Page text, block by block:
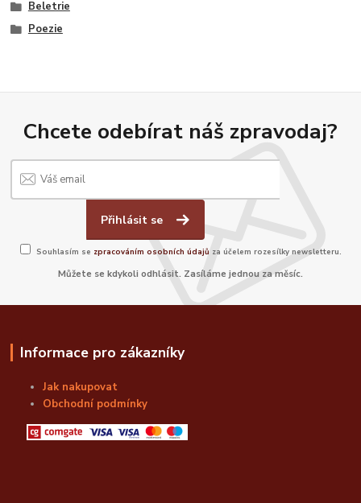
Beletrie
Poezie
Chcete odebírat náš zpravodaj?
Přihlásit se
Souhlasím se zpracováním osobních údajů za účelem rozesílky newsletteru.
Můžete se kdykoli odhlásit. Zasíláme jednou za měsíc.
Informace pro zákazníky
Jak nakupovat
Obchodní podmínky